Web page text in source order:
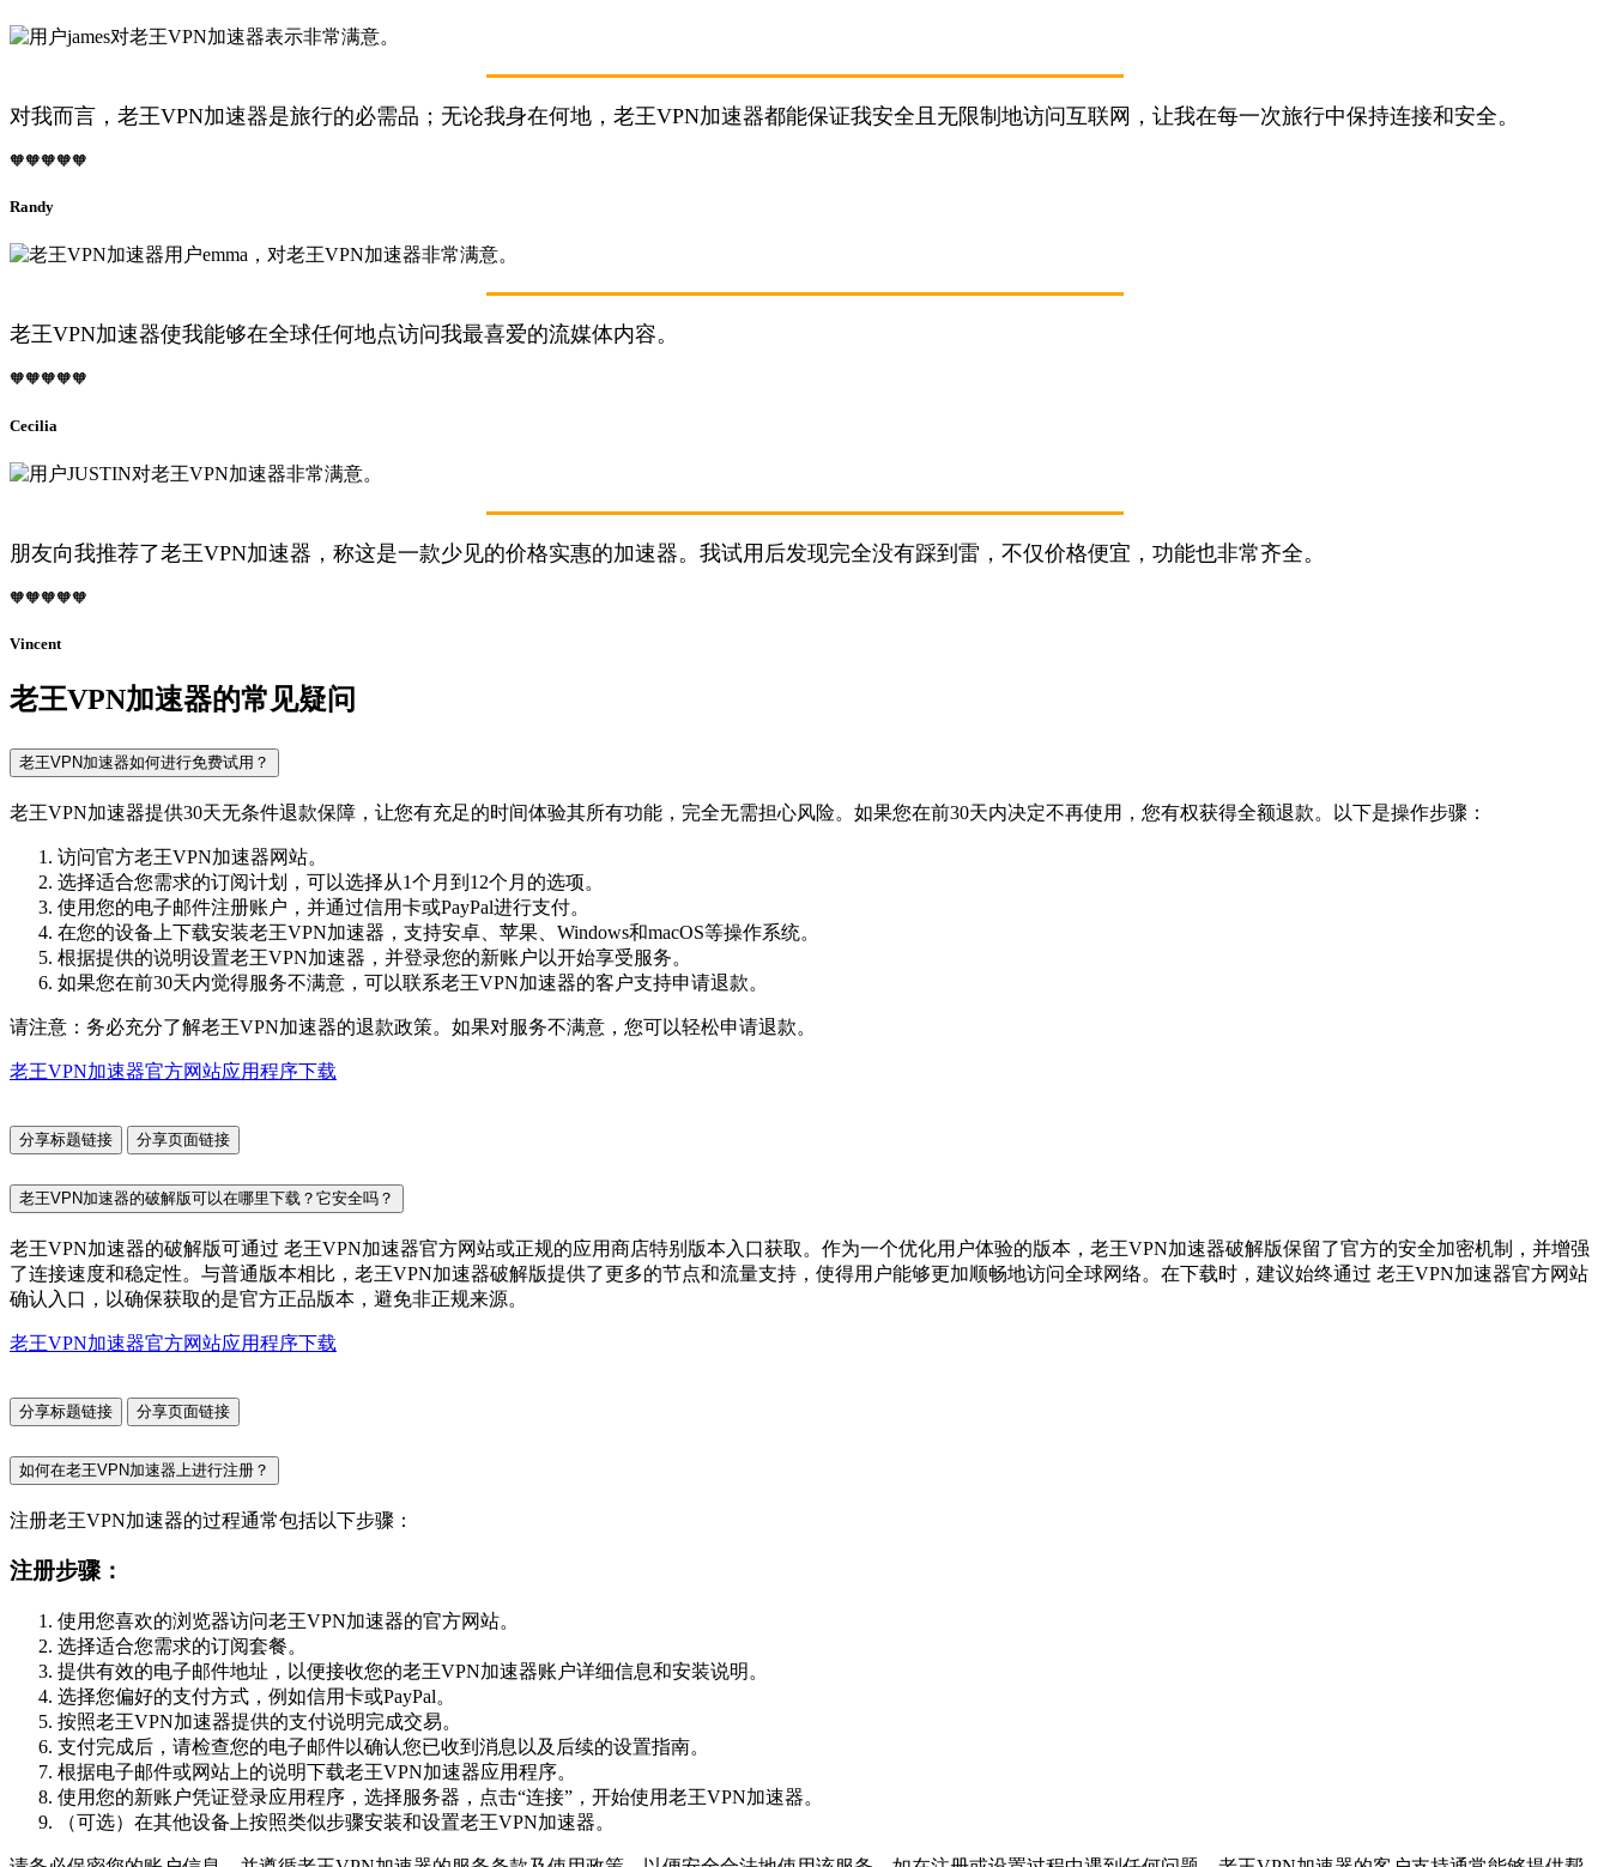
对我而言，老王VPN加速器是旅行的必需品；无论我身在何地，老王VPN加速器都能保证我安全且无限制地访问互联网，让我在每一次旅行中保持连接和安全。
🧡🧡🧡🧡🧡
Randy
老王VPN加速器使我能够在全球任何地点访问我最喜爱的流媒体内容。
🧡🧡🧡🧡🧡
Cecilia
朋友向我推荐了老王VPN加速器，称这是一款少见的价格实惠的加速器。我试用后发现完全没有踩到雷，不仅价格便宜，功能也非常齐全。
🧡🧡🧡🧡🧡
Vincent
老王VPN加速器的常见疑问
老王VPN加速器如何进行免费试用？
老王VPN加速器提供30天无条件退款保障，让您有充足的时间体验其所有功能，完全无需担心风险。如果您在前30天内决定不再使用，您有权获得全额退款。以下是操作步骤：
访问官方老王VPN加速器网站。
选择适合您需求的订阅计划，可以选择从1个月到12个月的选项。
使用您的电子邮件注册账户，并通过信用卡或PayPal进行支付。
在您的设备上下载安装老王VPN加速器，支持安卓、苹果、Windows和macOS等操作系统。
根据提供的说明设置老王VPN加速器，并登录您的新账户以开始享受服务。
如果您在前30天内觉得服务不满意，可以联系老王VPN加速器的客户支持申请退款。
请注意：务必充分了解老王VPN加速器的退款政策。如果对服务不满意，您可以轻松申请退款。
老王VPN加速器官方网站应用程序下载
分享标题链接 分享页面链接
老王VPN加速器的破解版可以在哪里下载？它安全吗？
老王VPN加速器的破解版可通过 老王VPN加速器官方网站或正规的应用商店特别版本入口获取。作为一个优化用户体验的版本，老王VPN加速器破解版保留了官方的安全加密机制，并增强
了连接速度和稳定性。与普通版本相比，老王VPN加速器破解版提供了更多的节点和流量支持，使得用户能够更加顺畅地访问全球网络。在下载时，建议始终通过 老王VPN加速器官方网站
确认入口，以确保获取的是官方正品版本，避免非正规来源。
老王VPN加速器官方网站应用程序下载
分享标题链接 分享页面链接
如何在老王VPN加速器上进行注册？
注册老王VPN加速器的过程通常包括以下步骤：
注册步骤：
使用您喜欢的浏览器访问老王VPN加速器的官方网站。
选择适合您需求的订阅套餐。
提供有效的电子邮件地址，以便接收您的老王VPN加速器账户详细信息和安装说明。
选择您偏好的支付方式，例如信用卡或PayPal。
按照老王VPN加速器提供的支付说明完成交易。
支付完成后，请检查您的电子邮件以确认您已收到消息以及后续的设置指南。
根据电子邮件或网站上的说明下载老王VPN加速器应用程序。
使用您的新账户凭证登录应用程序，选择服务器，点击“连接”，开始使用老王VPN加速器。
（可选）在其他设备上按照类似步骤安装和设置老王VPN加速器。